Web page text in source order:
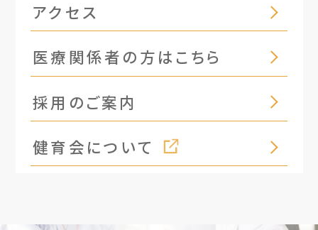
アクセス
医療関係者の方はこちら
採用のご案内
健育会について